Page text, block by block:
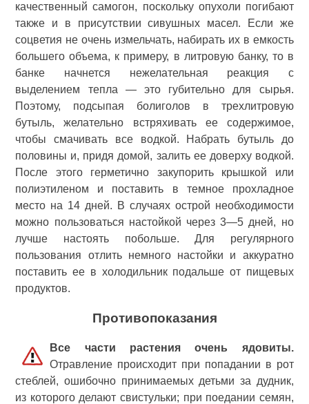
качественный самогон, поскольку опухоли погибают
также и в присутствии сивушных масел. Если же
соцветия не очень измельчать, набирать их в емкость
большего объема, к примеру, в литровую банку, то в
банке начнется нежелательная реакция с
выделением тепла — это губительно для сырья.
Поэтому, подсыпая болиголов в трехлитровую
бутыль, желательно встряхивать ее содержимое,
чтобы смачивать все водкой. Набрать бутыль до
половины и, придя домой, залить ее доверху водкой.
После этого герметично закупорить крышкой или
полиэтиленом и поставить в темное прохладное
место на 14 дней. В случаях острой необходимости
можно пользоваться настойкой через 3—5 дней, но
лучше настоять побольше. Для регулярного
пользования отлить немного настойки и аккуратно
поставить ее в холодильник подальше от пищевых
продуктов.
Противопоказания
Все части растения очень ядовиты.
Отравление происходит при попадании в рот
стеблей, ошибочно принимаемых детьми за дудник,
из которого делают свистульки; при поедании семян,